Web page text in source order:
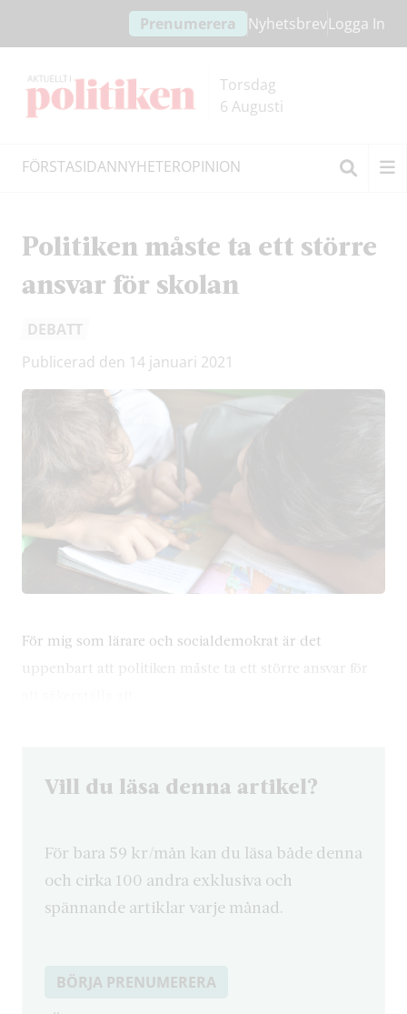
innehållet
headern
Prenumerera NyhetsbrevLogga In
Torsdag
6 Augusti
FÖRSTASIDANNYHETEROPINION
Politiken måste ta ett större
ansvar för skolan
DEBATT
Publicerad den 14 januari 2021
För mig som lärare och socialdemokrat är det
uppenbart att politiken måste ta ett större ansvar för
Vill du läsa denna artikel?
För bara 59 kr/mån kan du läsa både denna
och cirka 100 andra exklusiva och
spännande artiklar varje månad.
BÖRJA PRENUMERERA